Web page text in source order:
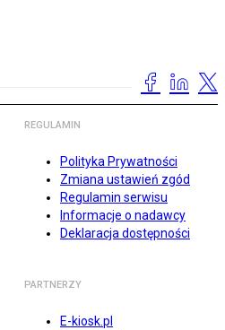
REGULAMIN
Polityka Prywatności
Zmiana ustawień zgód
Regulamin serwisu
Informacje o nadawcy
Deklaracja dostępności
PARTNERZY
E-kiosk.pl